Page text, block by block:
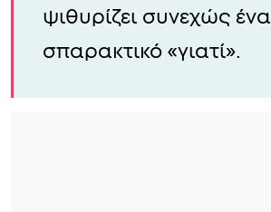
ψιθυρίζει συνεχώς ένα
σπαρακτικό «γιατί».